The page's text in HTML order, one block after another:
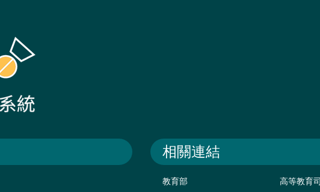
相關連結
教育部 高等教育司